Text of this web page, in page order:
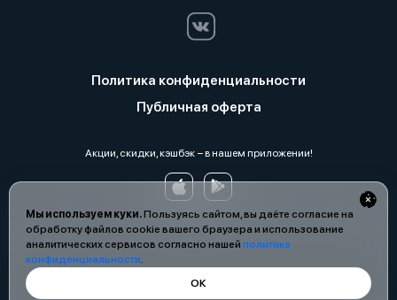
Мы используем куки.Пользуясь сайтом, вы даёте согласие на
обработку файлов cookie вашего браузера и использование
аналитических сервисов согласно нашей политике
конфиденциальности.
ОК
Политика конфиденциальности
Публичная оферта
Акции, скидки, кэшбэк − в нашем приложении!